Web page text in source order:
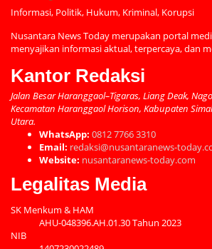
Informasi, Politik, Hukum, Kriminal, Korupsi
Nusantara News Today merupakan portal
menyajikan informasi aktual, terpercaya, dan
Kantor Redaksi
Jalan Besar Haranggaol–Tigaras, Liang Deak,
Kecamatan Haranggaol Horison, Kabupaten
Utara.
WhatsApp: 0812 7766 3310
Email: redaksi@nusantaranews-
Website: nusantaranews-today.com
Legalitas Media
SK Menkum & HAM
AHU-048396.AH.01.30 Tahun 2023
NIB